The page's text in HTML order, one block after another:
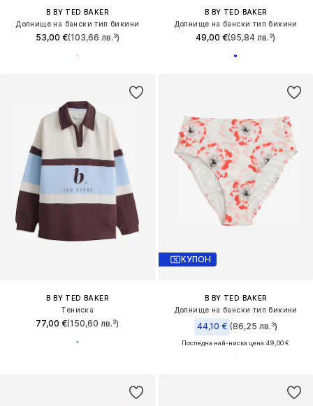
B BY TED BAKER
Долнище на бански тип бикини
53,00 €(103,66 лв.³)
B BY TED BAKER
Долнище на бански тип бикини
49,00 €(95,84 лв.³)
B BY TED BAKER
Тениска
77,00 €(150,60 лв.³)
КУПОН
B BY TED BAKER
Долнище на бански тип бикини
44,10 € (86,25 лв.³)
Последна най-ниска цена:49,00 €